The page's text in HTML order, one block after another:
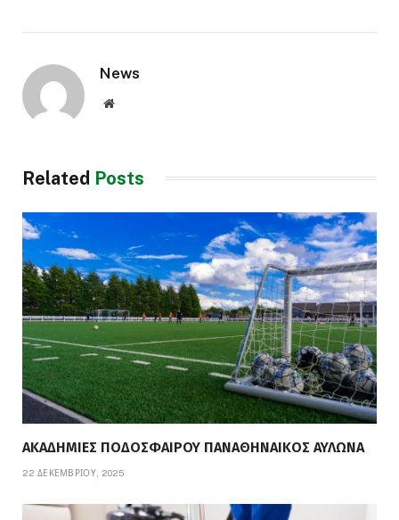
News
Website
Related Posts
ΑΚΑΔΗΜΙΕΣ ΠΟΔΟΣΦΑΙΡΟΥ ΠΑΝΑΘΗΝΑΙΚΟΣ ΑΥΛΩΝΑ
22 ΔΕΚΕΜΒΡΊΟΥ, 2025